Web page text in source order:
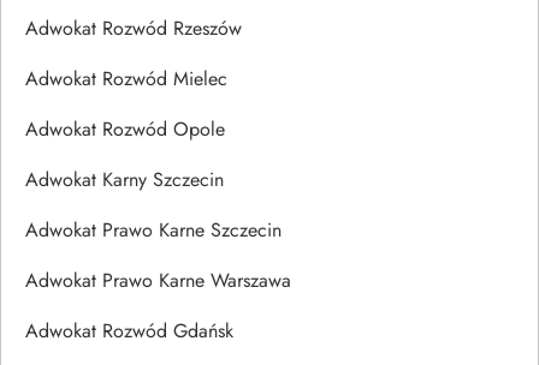
Adwokat Rozwód Rzeszów
Adwokat Rozwód Mielec
Adwokat Rozwód Opole
Adwokat Karny Szczecin
Adwokat Prawo Karne Szczecin
Adwokat Prawo Karne Warszawa
Adwokat Rozwód Gdańsk